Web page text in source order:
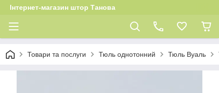
Інтернет-магазин штор Танова
Товари та послуги Тюль однотонний Тюль Вуаль